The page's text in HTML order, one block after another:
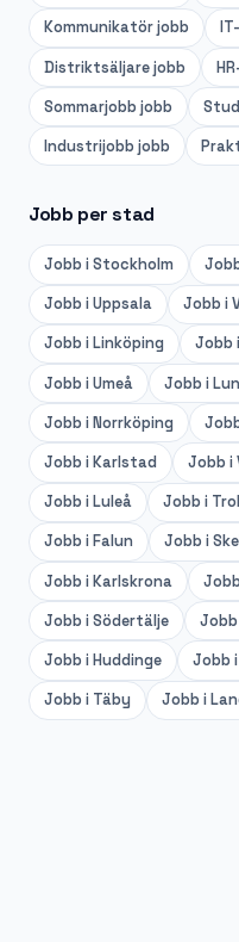
Kommunikatörjobb
Distriktsäljarejobb
Sommarjobb jobb
Industrijobb jobb
Jobb per stad
Jobb iStockholm
Jobb iUppsala Jobb i
Jobb iLinköping Jobb i
Jobb iUmeå Jobb i
Jobb iNorrköping
Jobb iKarlstad Jobb i
Jobb iLuleå Jobb i
Jobb iFalun Jobb i
Jobb iKarlskrona
Jobb iSödertälje
Jobb iHuddinge Jobb i
Jobb i Täby Jobb i